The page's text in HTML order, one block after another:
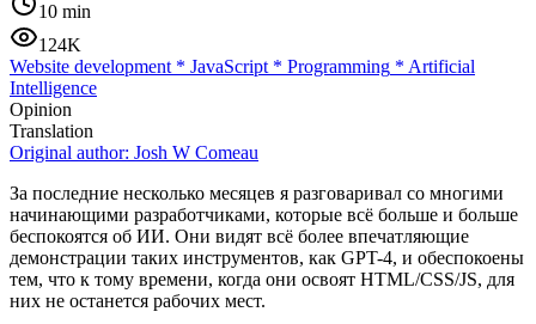
10 min
124K
Website development * JavaScript * Programming * Artificial
Intelligence
Opinion
Translation
Original author: Josh W Comeau
За последние несколько месяцев я разговаривал со многими
начинающими разработчиками, которые всё больше и больше
беспокоятся об ИИ. Они видят всё более впечатляющие
демонстрации таких инструментов, как GPT-4, и обеспокоены
тем, что к тому времени, когда они освоят HTML/CSS/JS, для
них не останется рабочих мест.